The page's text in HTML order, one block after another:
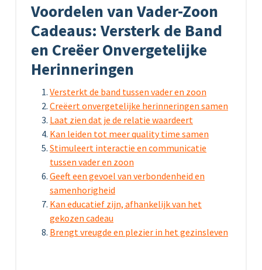
Voordelen van Vader-Zoon
Cadeaus: Versterk de Band
en Creëer Onvergetelijke
Herinneringen
Versterkt de band tussen vader en zoon
Creëert onvergetelijke herinneringen samen
Laat zien dat je de relatie waardeert
Kan leiden tot meer quality time samen
Stimuleert interactie en communicatie
tussen vader en zoon
Geeft een gevoel van verbondenheid en
samenhorigheid
Kan educatief zijn, afhankelijk van het
gekozen cadeau
Brengt vreugde en plezier in het gezinsleven